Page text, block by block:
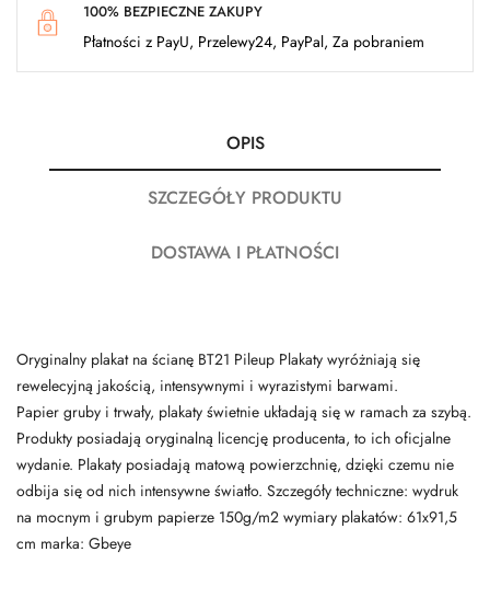
100% BEZPIECZNE ZAKUPY
Płatności z PayU, Przelewy24, PayPal, Za pobraniem
OPIS
SZCZEGÓŁY PRODUKTU
DOSTAWA I PŁATNOŚCI
Oryginalny plakat na ścianę BT21 Pileup Plakaty wyróżniają się
rewelecyjną jakością, intensywnymi i wyrazistymi barwami.
Papier gruby i trwały, plakaty świetnie układają się w ramach za szybą.
Produkty posiadają oryginalną licencję producenta, to ich oficjalne
wydanie. Plakaty posiadają matową powierzchnię, dzięki czemu nie
odbija się od nich intensywne światło. Szczegóły techniczne: wydruk
na mocnym i grubym papierze 150g/m2 wymiary plakatów: 61x91,5
cm marka: Gbeye